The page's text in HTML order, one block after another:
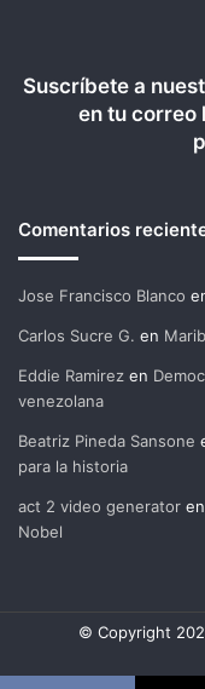
Suscríbete a
en tu correo
Comentarios
Jose Francisco Blanco
Carlos Sucre G. en
Eddie Ramirez en
venezolana
Beatriz Pineda Sansone
para la historia
act 2 video generator en
Nobel
© Copyright